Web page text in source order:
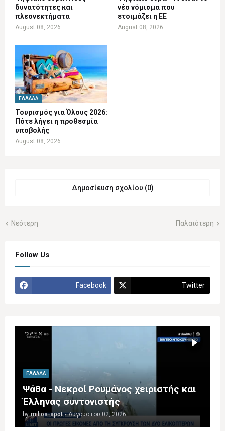
δυνατότητες και
πλεονεκτήματα
August 08, 2026
νέο νόμισμα που
ετοιμάζει η ΕΕ
August 08, 2026
ΕΛΛΆΔΑ
Τουρισμός για Όλους 2026:
Πότε λήγει η προθεσμία
υποβολής
August 08, 2026
Δημοσίευση σχολίου (0)
Νεότερη Παλαιότερη
Follow Us
Facebook Twitter
ΕΛΛΆΔΑ
Ψάθα - Νεκροί Ρουμάνος χειριστής και
Έλληνας συντονιστής
by milios-spot - Αυγούστου 02, 2026